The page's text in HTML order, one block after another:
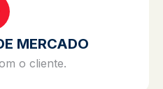
MERCADO
o cliente.